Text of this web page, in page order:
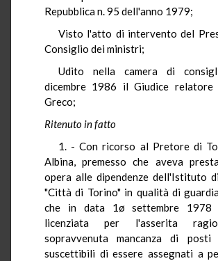
Repubblica n. 95 dell'anno 1979;
Visto l'atto di intervento del
Consiglio dei ministri;
Udito nella camera di
dicembre 1986 il Giudice relatore
Greco;
Ritenuto in fatto
1. - Con ricorso al Pretore di
Albina, premesso che aveva
opera alle dipendenze dell'Istituto
"Città di Torino" in qualità di
che in data 1ø settembre 1978
licenziata per l'asserita
sopravvenuta mancanza di
suscettibili di essere assegnati a